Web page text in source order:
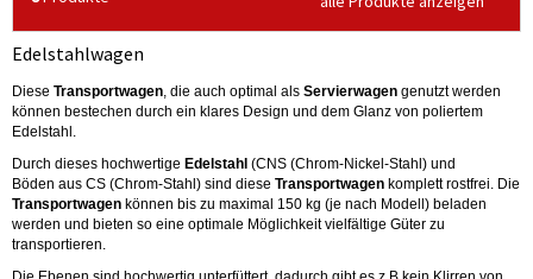
Edelstahlwagen
Diese Transportwagen, die auch optimal als Servierwagen genutzt werden
können bestechen durch ein klares Design und dem Glanz von poliertem
Edelstahl.
Durch dieses hochwertige Edelstahl (CNS (Chrom-Nickel-Stahl) und
Böden aus CS (Chrom-Stahl) sind diese Transportwagen komplett rostfrei. Die
Transportwagen können bis zu maximal 150 kg (je nach Modell) beladen
werden und bieten so eine optimale Möglichkeit vielfältige Güter zu
transportieren.